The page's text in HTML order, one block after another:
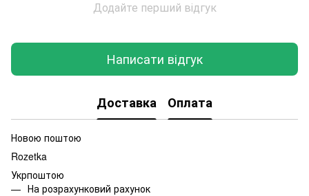
Додайте перший відгук
Написати відгук
Доставка Оплата
Новою поштою
Rozetka
Укрпоштою
На розрахунковий рахунок